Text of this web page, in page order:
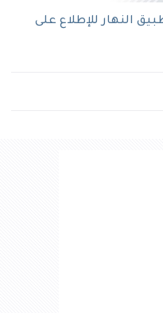
النهار للإطلاع على